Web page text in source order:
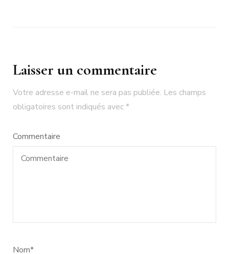
Laisser un commentaire
Votre adresse e-mail ne sera pas publiée. Les champs
obligatoires sont indiqués avec*
Commentaire
Nom*